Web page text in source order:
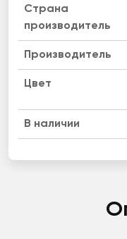
Страна
производитель
Производитель
Цвет
B наличии